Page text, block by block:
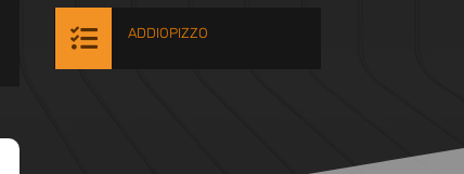
 ADDIOPIZZO